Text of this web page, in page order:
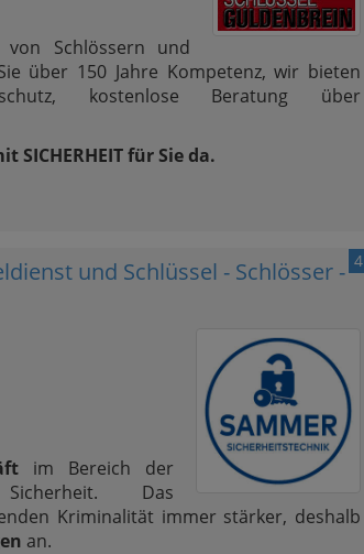
Schlössern und
über 150 Jahre Kompetenz, wir bieten
kostenlose Beratung über
SICHERHEIT für Sie da.
4
und Schlüssel - Schlösser -
im Bereich der
Das
Kriminalität immer stärker, deshalb
an.